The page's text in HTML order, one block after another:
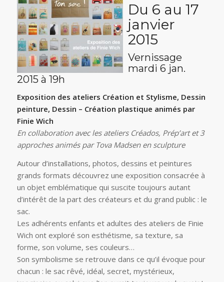
Du 6 au 17
janvier
2015
Vernissage
mardi 6 jan.
2015 à 19h
Exposition des ateliers Création et Stylisme, Dessin
peinture, Dessin – Création plastique animés par
Finie Wich
En collaboration avec les ateliers Créados, Prép’art et 3
approches animés par Tova Madsen en sculpture
Autour d’installations, photos, dessins et peintures
grands formats découvrez une exposition consacrée à
un objet emblématique qui suscite toujours autant
d’intérêt de la part des créateurs et du grand public : le
sac.
Les adhérents enfants et adultes des ateliers de Finie
Wich ont exploré son esthétisme, sa texture, sa
forme, son volume, ses couleurs…
Son symbolisme se retrouve dans ce qu’il évoque pour
chacun : le sac rêvé, idéal, secret, mystérieux,